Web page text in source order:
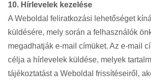
10. Hírlevelek kezelése
A Weboldal feliratkozási lehetőséget
küldésére, mely során a felhasználók
megadhatják e-mail címüket. Az e-mail
célja a hírlevelek küldése, melyek
tájékoztatást a Weboldal frissítéseiről,